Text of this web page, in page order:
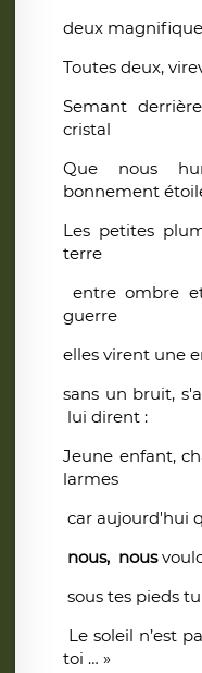
deux
Toutes deux,
Semant
cristal
Que nous
bonnement
Les petites
terre
entre ombre
guerre
elles virent une
sans un bruit,
lui dirent :
Jeune enfant,
larmes
car aujourd'hui
nous, nous
sous tes pieds
Le soleil n’est
toi … »